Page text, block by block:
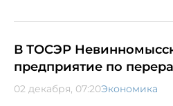
В ТОСЭР
предприятие по
02 декабря, 07:20Экономика